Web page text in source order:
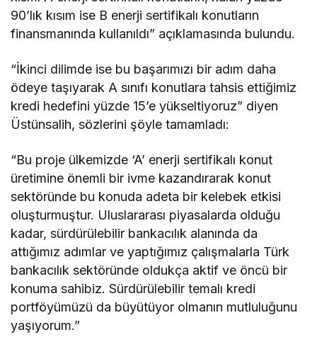
90’lık kısım ise B enerji sertifikalı konutların
finansmanında kullanıldı” açıklamasında bulundu.
“İkinci dilimde ise bu başarımızı bir adım daha
ödeye taşıyarak A sınıfı konutlara tahsis ettiğimiz
kredi hedefini yüzde 15’e yükseltiyoruz” diyen
Üstünsalih, sözlerini şöyle tamamladı:
“Bu proje ülkemizde ‘A’ enerji sertifikalı konut
üretimine önemli bir ivme kazandırarak konut
sektöründe bu konuda adeta bir kelebek etkisi
oluşturmuştur. Uluslararası piyasalarda olduğu
kadar, sürdürülebilir bankacılık alanında da
attığımız adımlar ve yaptığımız çalışmalarla Türk
bankacılık sektöründe oldukça aktif ve öncü bir
konuma sahibiz. Sürdürülebilir temalı kredi
portföyümüzü da büyütüyor olmanın mutluluğunu
yaşıyorum.”